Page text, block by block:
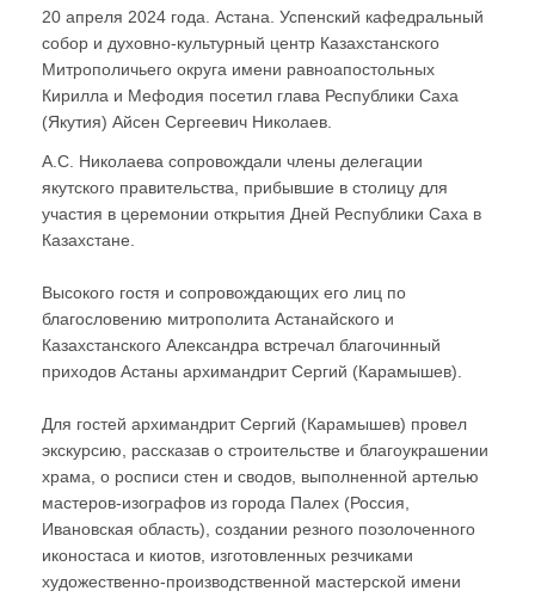
20 апреля 2024 года. Астана. Успенский кафедральный
собор и духовно-культурный центр Казахстанского
Митрополичьего округа имени равноапостольных
Кирилла и Мефодия посетил глава Республики Саха
(Якутия) Айсен Сергеевич Николаев.
А.С. Николаева сопровождали члены делегации
якутского правительства, прибывшие в столицу для
участия в церемонии открытия Дней Республики Саха в
Казахстане.
Высокого гостя и сопровождающих его лиц по
благословению митрополита Астанайского и
Казахстанского Александра встречал благочинный
приходов Астаны архимандрит Сергий (Карамышев).
Для гостей архимандрит Сергий (Карамышев) провел
экскурсию, рассказав о строительстве и благоукрашении
храма, о росписи стен и сводов, выполненной артелью
мастеров-изографов из города Палех (Россия,
Ивановская область), создании резного позолоченного
иконостаса и киотов, изготовленных резчиками
художественно-производственной мастерской имени